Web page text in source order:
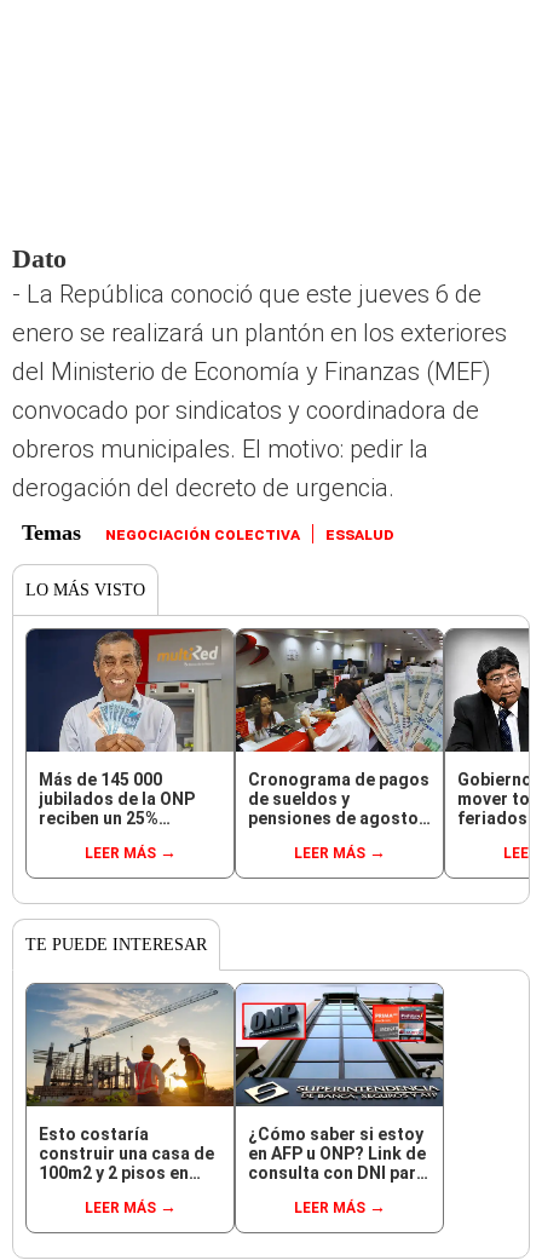
Dato
- La República conoció que este jueves 6 de
enero se realizará un plantón en los exteriores
del Ministerio de Economía y Finanzas (MEF)
convocado por sindicatos y coordinadora de
obreros municipales. El motivo: pedir la
derogación del decreto de urgencia.
NEGOCIACIÓN COLECTIVA ESSALUD
LO MÁS VISTO
Más de 145 000
jubilados de la ONP
reciben un 25%
pensión en agosto
LEER MÁS
Cronograma de pagos
de sueldos y
pensiones de agosto
Nación: conoce las
fechas de depósito
LEER MÁS
Gobierno
mover
feriados
julio,
Nuevo
TE PUEDE INTERESAR
Esto costaría
construir una casa de
100m2 y 2 pisos en
y otros distritos de
LIMA NORTE
LEER MÁS
¿Cómo saber si estoy
en AFP u ONP? Link de
consulta con DNI para
pensiones estás
LEER MÁS